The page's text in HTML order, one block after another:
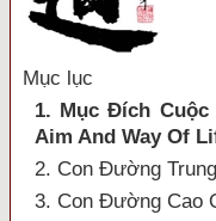
Mục lục
1. Mục Đích
Aim And Way Of
2. Con Đường
3. Con Đường Cao